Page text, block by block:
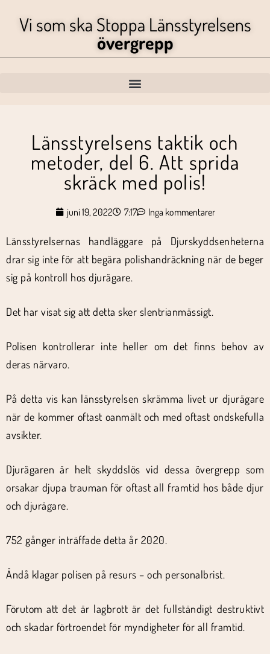
Vi som ska Stoppa Länsstyrelsens
övergrepp
Länsstyrelsens taktik och
metoder, del 6. Att sprida
skräck med polis!
juni 19, 2022 7:17 Inga kommentarer
Länsstyrelsernas handläggare på Djurskyddsenheterna
drar sig inte för att begära polishandräckning när de beger
sig på kontroll hos djurägare.
Det har visat sig att detta sker slentrianmässigt.
Polisen kontrollerar inte heller om det finns behov av
deras närvaro.
På detta vis kan länsstyrelsen skrämma livet ur djurägare
när de kommer oftast oanmält och med oftast ondskefulla
avsikter.
Djurägaren är helt skyddslös vid dessa övergrepp som
orsakar djupa trauman för oftast all framtid hos både djur
och djurägare.
752 gånger inträffade detta år 2020.
Ändå klagar polisen på resurs – och personalbrist.
Förutom att det är lagbrott är det fullständigt destruktivt
och skadar förtroendet för myndigheter för all framtid.